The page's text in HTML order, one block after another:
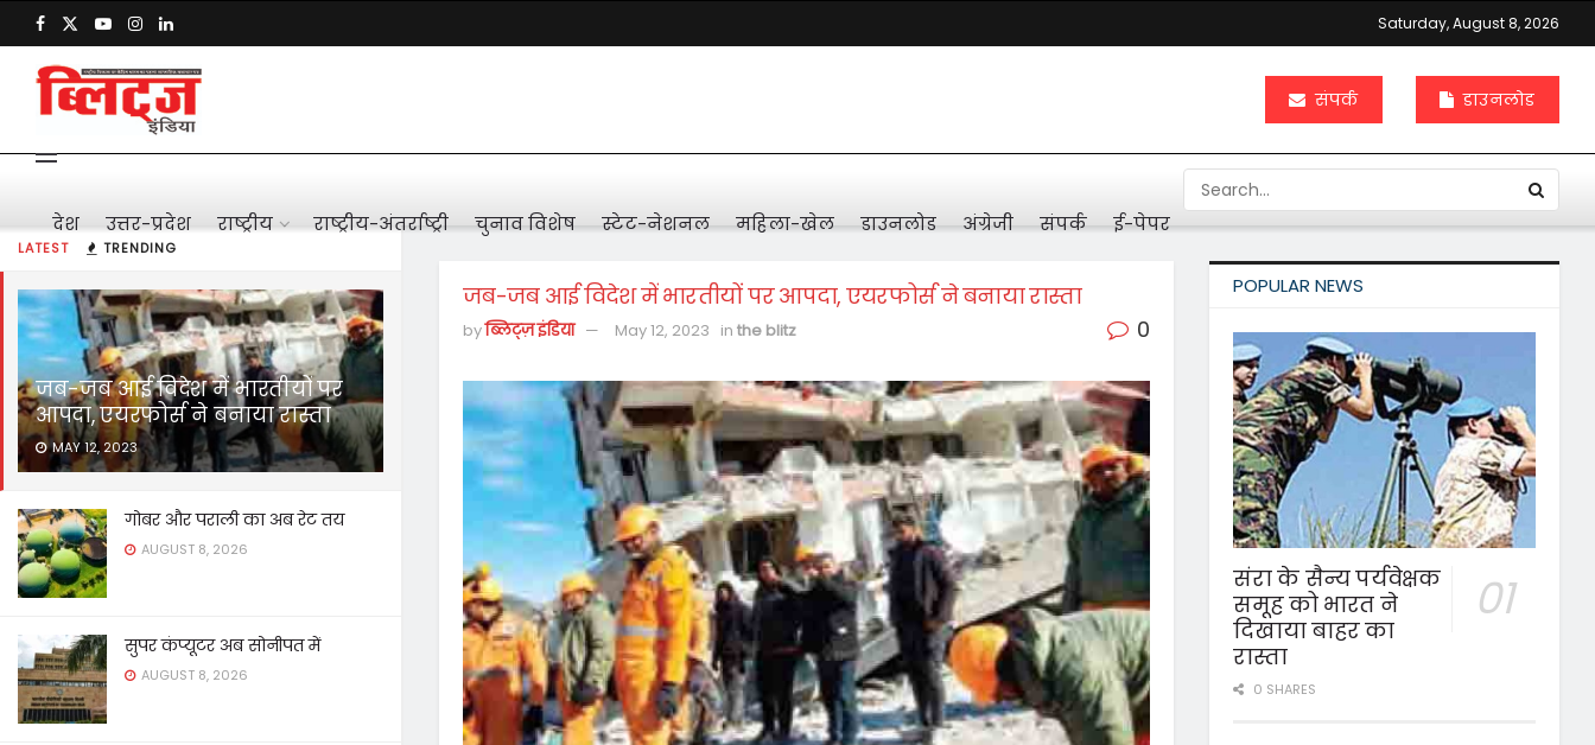
LATEST TRENDING
जब-जब आई विदेश में भारतीयों पर
आपदा, एयरफोर्स ने बनाया रास्ता
MAY 12, 2023
गोबर और पराली का अब रेट तय
AUGUST 8, 2026
सुपर कंप्यूटर अब सोनीपत में
AUGUST 8, 2026
Saturday, August 8, 2026
संपर्क डाउनलोड
देश उत्तर-प्रदेश राष्ट्रीय राष्ट्रीय-अंतर्राष्ट्री चुनाव विशेष स्टेट-नेशनल महिला-खेल डाउनलोड अंग्रेजी संपर्क ई-पेपर
जब-जब आई विदेश में भारतीयों पर आपदा, एयरफोर्स ने बनाया रास्ता
byब्लिट्ज़ इंडिया May 12, 2023 in the blitz 0
POPULAR NEWS
संरा के सैन्य पर्यवेक्षक
समूह को भारत ने
दिखाया बाहर का
रास्ता
0 SHARES